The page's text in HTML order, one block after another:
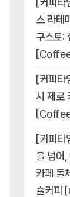
[커피
스 라테
구스토:
[커피
시 제로
[커피타
을 넘어,
카페 돌
슐커피